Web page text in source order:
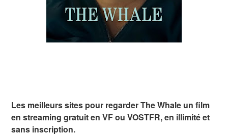
Les meilleurs sites pour regarder The Whale un film
en streaming gratuit en VF ou VOSTFR, en illimité et
sans inscription.